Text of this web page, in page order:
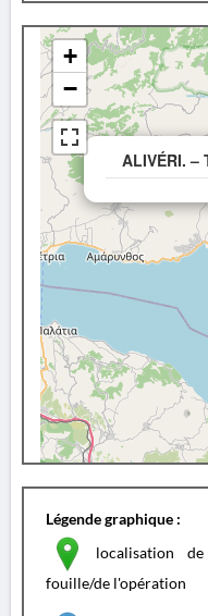
ALIVÉRI. –
+
−
Légende graphique :
localisation
fouille/de l'opération